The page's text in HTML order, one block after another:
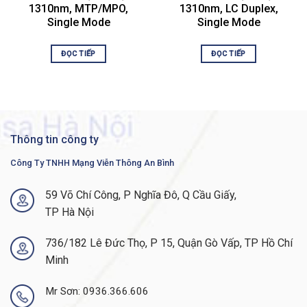
trên khắp đất nước, chúng tôi luôn đảm bảo hàng hoá
có sẵn kho với số lượng lớn để luôn luôn sẵn sàng
phục vụ quý khách hàng. Luôn sẵn sàng để cung cấp
cho hệ thống của quý khách hàng sản phẩm chất
Module SFP Cisco CPAK-100G-SR10 Có CO CQ
không?
cũng như nguồn gốc hàng hoá. Do đó, chúng tôi cam
kết cung cấp đầy đủ các loại giấy tờ như Chứng nhận
xuất xứ, tờ khai hải quan…cho khách hàng trong quá
trình nghiệm thu, thanh toán.
Module SFP Cisco CPAK-100G-SR10 Có Giao Hàng
Trả lời: Với hai kho hàng chính ở Hà Nội và Thành
1310nm, MTP/MPO,
Single Mode
ĐỌC TIẾP
1310nm, LC Duplex,
Single Mode
ĐỌC TIẾP
Thông tin công ty
Công Ty TNHH Mạng Viễn Thông An Bình
59 Võ Chí Công, P Nghĩa Đô, Q Cầu Giấy,
TP Hà Nội
736/182 Lê Đức Thọ, P 15, Quận Gò Vấp, TP Hồ Chí
Minh
Mr Sơn: 0936.366.606